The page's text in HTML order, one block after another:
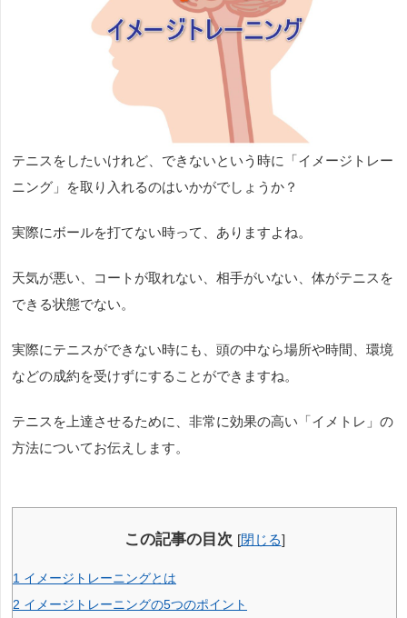
テニスをしたいけれど、できないという時に「イメージトレー
ニング」を取り入れるのはいかがでしょうか？
実際にボールを打てない時って、ありますよね。
天気が悪い、コートが取れない、相手がいない、体がテニスを
できる状態でない。
実際にテニスができない時にも、頭の中なら場所や時間、環境
などの成約を受けずにすることができますね。
テニスを上達させるために、非常に効果の高い「イメトレ」の
方法についてお伝えします。
この記事の目次 [閉じる]
1 イメージトレーニングとは
2 イメージトレーニングの5つのポイント